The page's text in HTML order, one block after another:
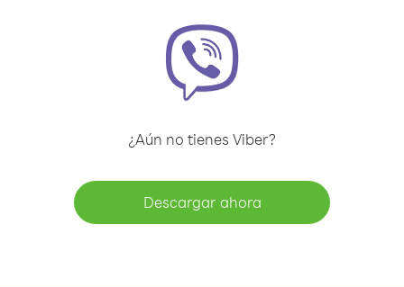
¿Aún no tienes Viber?
Descargar ahora